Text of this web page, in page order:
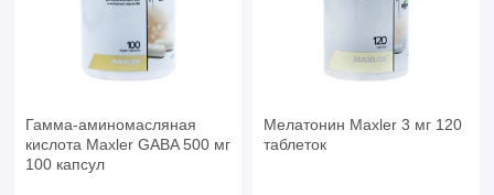
Гамма-аминомасляная
кислота Maxler GABA 500 мг
100 капсул
Мелатонин Maxler 3 мг 120
таблеток